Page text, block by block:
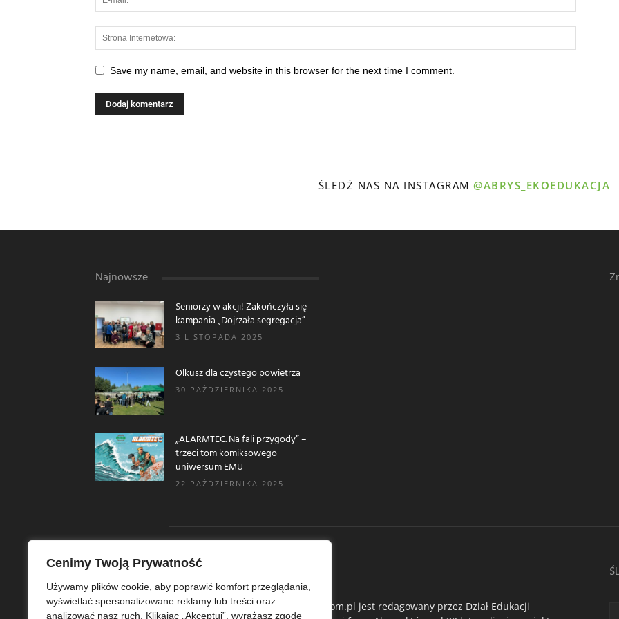
Cenimy Twoją Prywatność
Używamy plików cookie, aby poprawić komfort przeglądania,
wyświetlać spersonalizowane reklamy lub treści oraz
analizować nasz ruch. Klikając „Akceptuj”, wyrażasz zgodę
Save my name, email, and website in this browser for the next time I comment.
ŚLEDŹ NAS NA INSTAGRAM@ABRYS_EKOEDUKACJA
Najnowsze
Seniorzy w akcji! Zakończyła się
kampania „Dojrzała segregacja”
3 LISTOPADA 2025
Olkusz dla czystego powietrza
30 PAŹDZIERNIKA 2025
„ALARMTEC. Na fali przygody” –
trzeci tom komiksowego
uniwersum EMU
22 PAŹDZIERNIKA 2025
Ekoedu.com.pl jest redagowany przez Dział Edukacji